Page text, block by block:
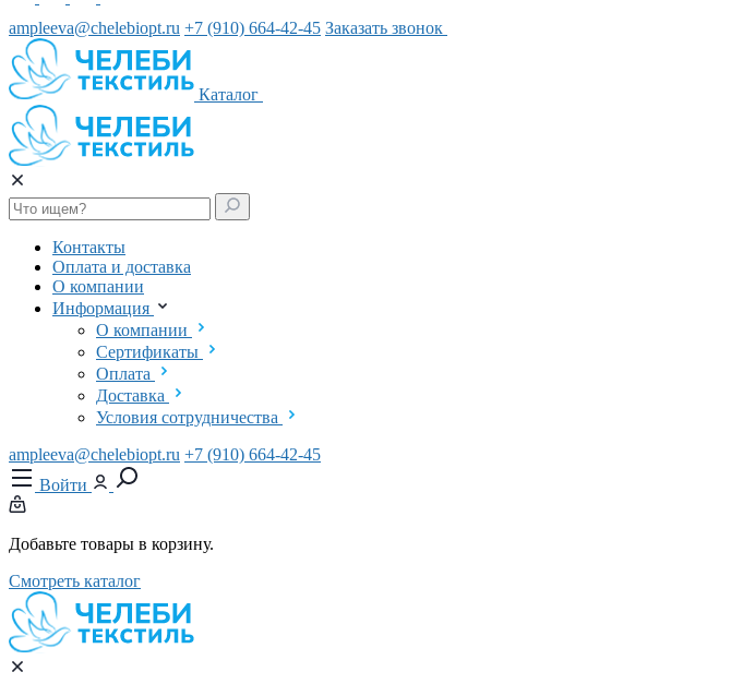
ampleeva@chelebiopt.ru +7 (910) 664-42-45 Заказать звонок
Каталог
Контакты
Оплата и доставка
О компании
Информация
О компании
Сертификаты
Оплата
Доставка
Условия сотрудничества
ampleeva@chelebiopt.ru +7 (910) 664-42-45
Войти
Добавьте товары в корзину.
Смотреть каталог